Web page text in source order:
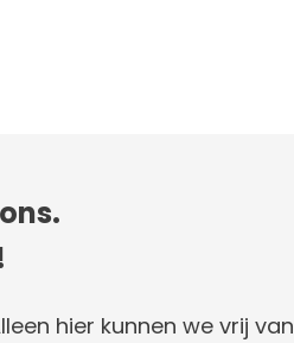
hier kunnen we vrij van